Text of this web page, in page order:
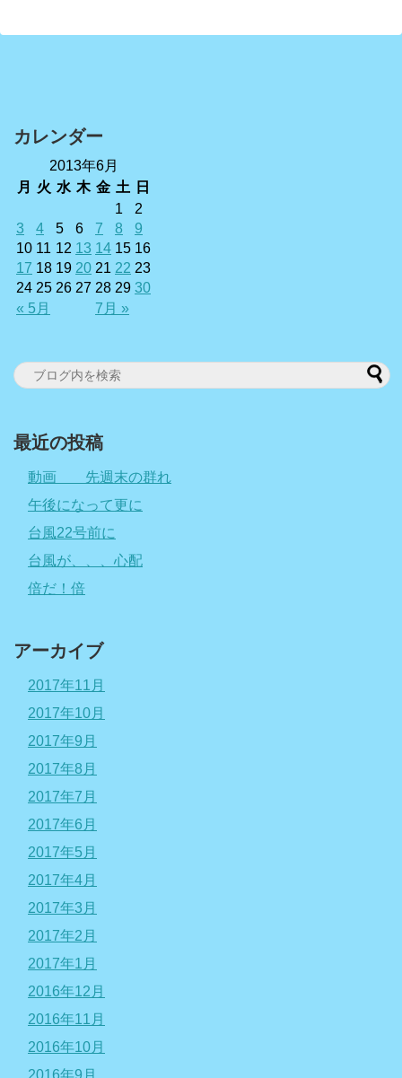
カレンダー
2013年6月
月
火 水 木 金 土 日
« 5月 7月 »
1
2
3
4 5 6 7 8
9
10 11 12 13 14 15 16
17 18 19 20 21 22 23
24 25 26 27 28 29 30
最近の投稿
動画 先週末の群れ
午後になって更に
台風22号前に
台風が、、、心配
倍だ！倍
アーカイブ
2017年11月
2017年10月
2017年9月
2017年8月
2017年7月
2017年6月
2017年5月
2017年4月
2017年3月
2017年2月
2017年1月
2016年12月
2016年11月
2016年10月
2016年9月